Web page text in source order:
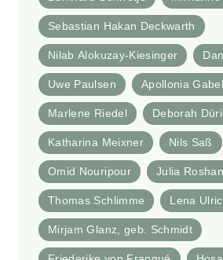
Sebastian Hakan Deckwarth
Nilab Alokuzay-Kiesinger
Uwe Paulsen Apollonia Gabel
Marlene Riedel Deborah
Katharina Meixner Nils Saß
Omid Nouripour Julia
Thomas Schlimme Lena
Mirjam Glanz, geb. Schmidt